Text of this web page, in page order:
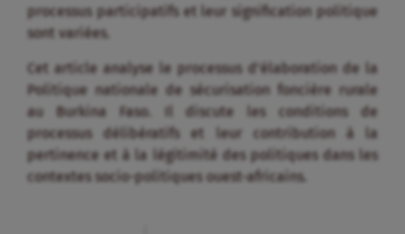
processus participatifs et leur signification politique
sont variées.
Cet article analyse le processus d’élaboration de la
Politique nationale de sécurisation foncière rurale
au Burkina Faso. Il discute les conditions de
processus délibératifs et leur contribution à la
pertinence et à la légitimité des politiques dans les
contextes socio-politiques ouest-africains.